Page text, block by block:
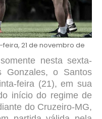
21 de novembro de
nesta sexta-
Gonzales, o Santos
feira (21), em sua
início do regime de
do Cruzeiro-MG,